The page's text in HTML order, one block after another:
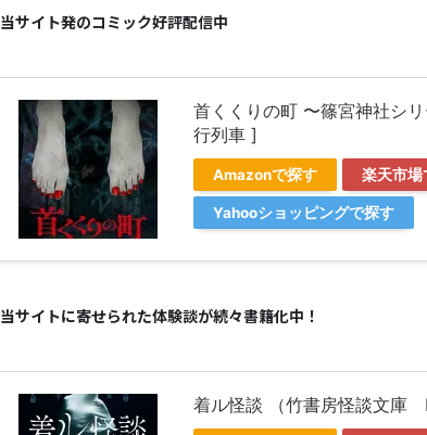
当サイト発のコミック好評配信中
首くくりの町 〜篠宮神社シ
行列車 ]
Amazonで探す 楽天市場
Yahooショッピングで探す
当サイトに寄せられた体験談が続々書籍化中！
着ル怪談 （竹書房怪談文庫